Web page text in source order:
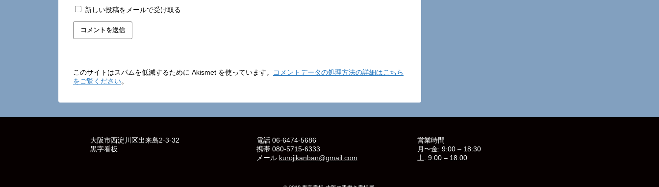
新しい投稿をメールで受け取る
このサイトはスパムを低減するために Akismet を使っています。
コメントデータの処理方法の詳細はこちら
をご覧ください。
大阪市西淀川区出来島2-3-32
黒字看板
電話 06-6474-5686
携帯 080-5715-6333
メール kurojikanban@gmail.com
営業時間
月〜金: 9:00 – 18:30
土: 9:00 – 18:00